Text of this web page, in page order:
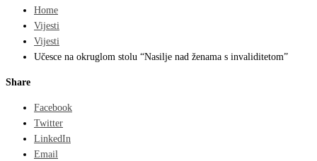
Home
Vijesti
Vijesti
Učesce na okruglom stolu “Nasilje nad ženama s invaliditetom”
Share
Facebook
Twitter
LinkedIn
Email